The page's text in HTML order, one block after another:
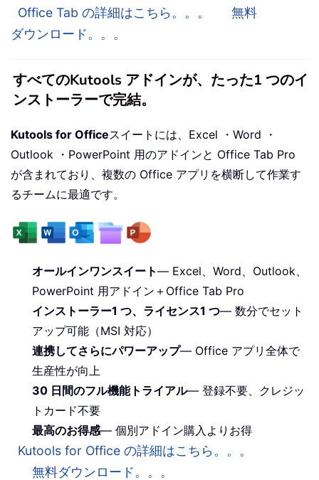
Office Tab の詳細はこちら。。。
無料
ダウンロード。。。
すべてのKutools アドインが、たった1 つのイ
ンストーラーで完結。
Kutools for Officeスイートには、Excel ・Word ・
Outlook ・PowerPoint 用のアドインと Office Tab Pro
が含まれており、複数の Office アプリを横断して作業す
るチームに最適です。
オールインワンスイート— Excel、Word、Outlook、
PowerPoint 用アドイン＋Office Tab Pro
インストーラー1 つ、ライセンス1 つ— 数分でセット
アップ可能（MSI 対応）
連携してさらにパワーアップ— Office アプリ全体で
生産性が向上
30 日間のフル機能トライアル— 登録不要、クレジッ
トカード不要
最高のお得感— 個別アドイン購入よりお得
Kutools for Office の詳細はこちら。。。
無料ダウンロード。。。